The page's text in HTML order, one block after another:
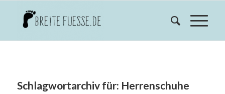
Schlagwortarchiv für: Herrenschuhe